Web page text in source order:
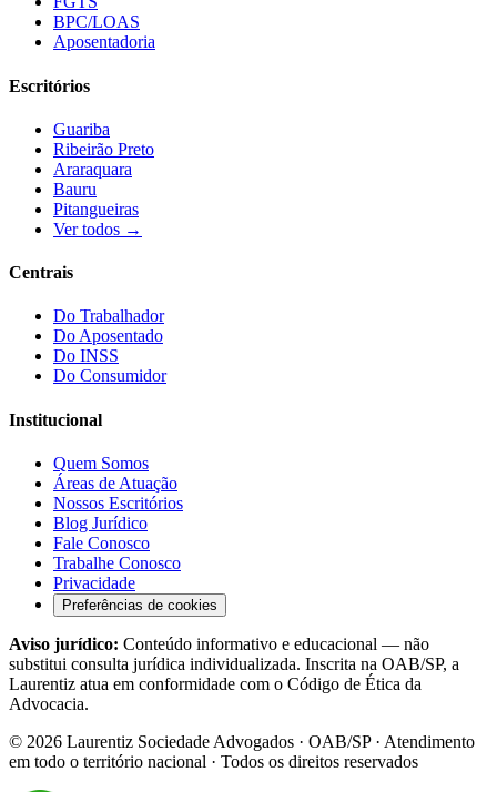
BPC/LOAS
Aposentadoria
Escritórios
Guariba
Ribeirão Preto
Araraquara
Bauru
Pitangueiras
Ver todos →
Centrais
Do Trabalhador
Do Aposentado
Do INSS
Do Consumidor
Institucional
Quem Somos
Áreas de Atuação
Nossos Escritórios
Blog Jurídico
Fale Conosco
Trabalhe Conosco
Privacidade
Preferências de cookies
Aviso jurídico: Conteúdo informativo e educacional — não
substitui consulta jurídica individualizada. Inscrita na OAB/SP, a
Laurentiz atua em conformidade com o Código de Ética da
Advocacia.
© 2026 Laurentiz Sociedade Advogados · OAB/SP · Atendimento
em todo o território nacional · Todos os direitos reservados